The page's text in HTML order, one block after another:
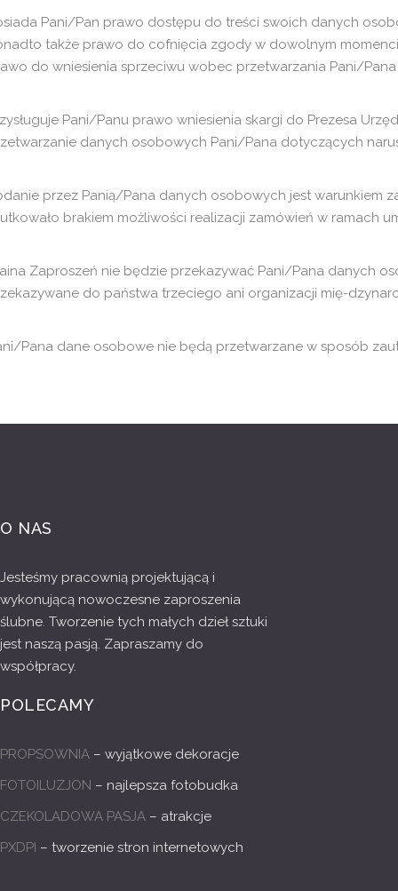
Pani/Pan prawo dostępu do treści swoich danych
także prawo do cofnięcia zgody w dowolnym
do wniesienia sprzeciwu wobec przetwarzania Pani/
Pani/Panu prawo wniesienia skargi do Prezesa
danych osobowych Pani/Pana dotyczących
przez Panią/Pana danych osobowych jest warunkiem
brakiem możliwości realizacji zamówień w ramach
Zaproszeń nie będzie przekazywać Pani/Pana danych
do państwa trzeciego ani organizacji mię-
Pana dane osobowe nie będą przetwarzane w sposób
O NAS
Jesteśmy pracownią projektującą i
wykonującą nowoczesne zaproszenia
ślubne. Tworzenie tych małych dzieł sztuki
jest naszą pasją. Zapraszamy do
współpracy.
POLECAMY
PROPSOWNIA – wyjątkowe dekoracje
FOTOILUZJON – najlepsza fotobudka
CZEKOLADOWA PASJA – atrakcje
PXDPI – tworzenie stron internetowych